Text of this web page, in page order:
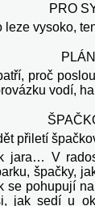
PRO
leze vysoko,
proč
vodí,
přiletí
jara… V
špačky,
se pohupují
jak sedí u